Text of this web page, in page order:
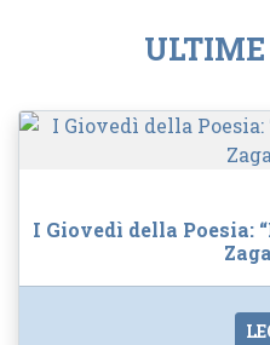
I Giovedì della Poesia: